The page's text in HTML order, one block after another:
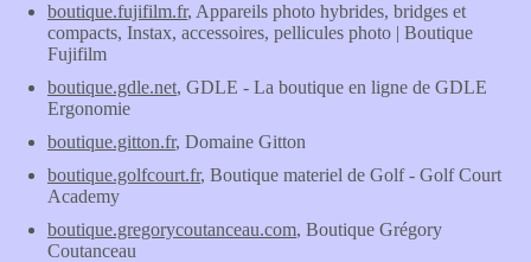
boutique.fujifilm.fr, Appareils photo hybrides, bridges et
compacts, Instax, accessoires, pellicules photo | Boutique
Fujifilm
boutique.gdle.net, GDLE - La boutique en ligne de GDLE
Ergonomie
boutique.gitton.fr, Domaine Gitton
boutique.golfcourt.fr, Boutique materiel de Golf - Golf Court
Academy
boutique.gregorycoutanceau.com, Boutique Grégory
Coutanceau